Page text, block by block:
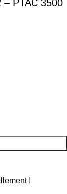
– PTAC 3500
!